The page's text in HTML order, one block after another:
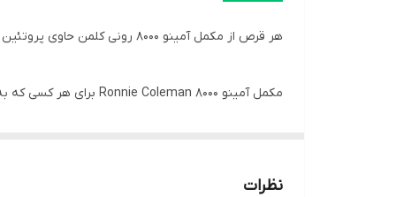
هر قرص از مکمل آمینو 8000 رونی کلمن حاوی پروتئین وی کنسانتره ، پروتئین شیر کنسانتره و پروتئین وی ایزوله است که 8 گرم پروتئین و 2.6 گرم BCAA در هر وعده ارائه می کند .
مکمل آمینو 8000 Ronnie Coleman برای هر کسی که به دنبال راهی سریع و آسان برای افزایش مصرف پروتئین و اسید آمینه خود است ایده آل می باشد .
نظرات